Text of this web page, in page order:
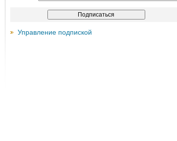
Управление подпиской